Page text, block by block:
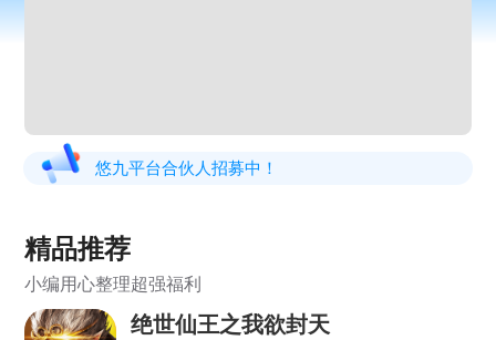
悠九平台合伙人招募中！
精品推荐
小编用心整理超强福利
绝世仙王之我欲封天